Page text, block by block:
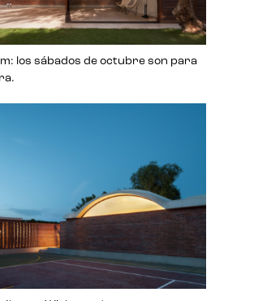
los sábados de octubre son para